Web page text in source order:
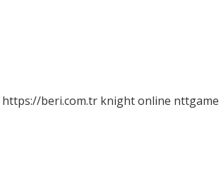
https://beri.com.tr knight online nttgame